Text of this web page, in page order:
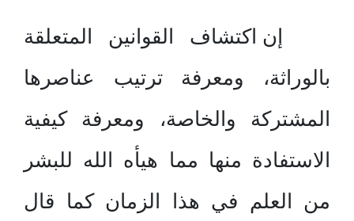
إن اكتشاف القوانين المتعلقة
بالوراثة، ومعرفة ترتيب عناصرها
المشتركة والخاصة، ومعرفة كيفية
الاستفادة منها مما هيأه الله للبشر
من العلم في هذا الزمان كما قال